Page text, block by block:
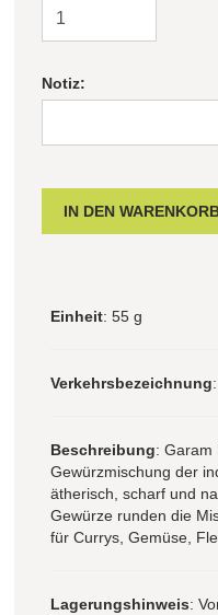
Notiz:
Einheit: 55 g
Verkehrsbezeichnung
Beschreibung: Garam
Gewürzmischung der
ätherisch, scharf und
Gewürze runden die
für Currys, Gemüse,
Lagerungshinweis: